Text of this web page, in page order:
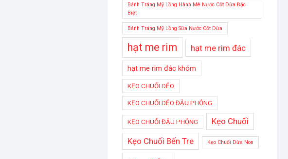
Bánh Tráng Mỹ Lồng Hành Mè Nước Cốt Dừa Đặc
Biệt
Bánh Tráng Mỹ Lồng Sữa Nước Cốt Dừa
hạt me rim hạt me rim đác
hạt me rim đác khóm
KẸO CHUỐI DẺO
KẸO CHUỐI DẺO ĐẬU PHỘNG
KẸO CHUỐI ĐẬU PHỘNG Kẹo Chuối
Kẹo Chuối Bến Tre Kẹo Chuối Dừa Non